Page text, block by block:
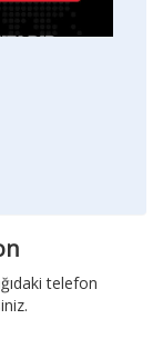
telefon